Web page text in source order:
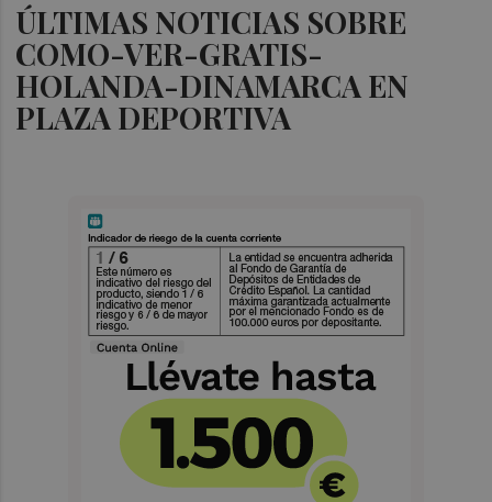
ÚLTIMAS NOTICIAS SOBRE
COMO-VER-GRATIS-
HOLANDA-DINAMARCA EN
PLAZA DEPORTIVA